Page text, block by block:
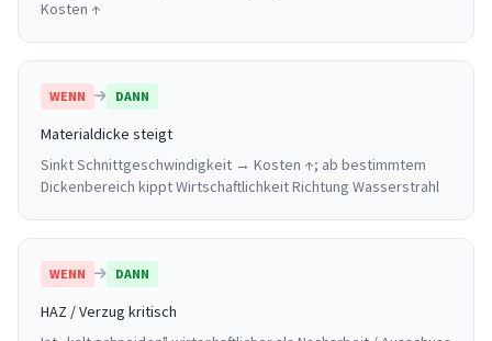
Kosten ↑
WENN DANN
Materialdicke steigt
Sinkt Schnittgeschwindigkeit → Kosten ↑; ab bestimmtem
Dickenbereich kippt Wirtschaftlichkeit Richtung Wasserstrahl
WENN DANN
HAZ / Verzug kritisch